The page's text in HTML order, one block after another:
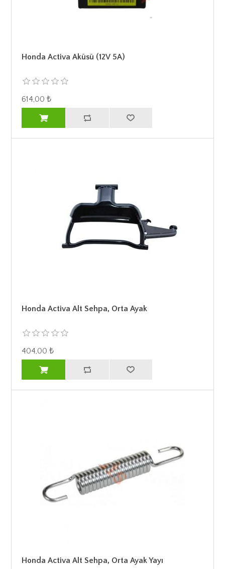
Honda Activa Aküsü (12V 5A)
614,00 ₺
Honda Activa Alt Sehpa, Orta Ayak
404,00 ₺
Honda Activa Alt Sehpa, Orta Ayak Yayı